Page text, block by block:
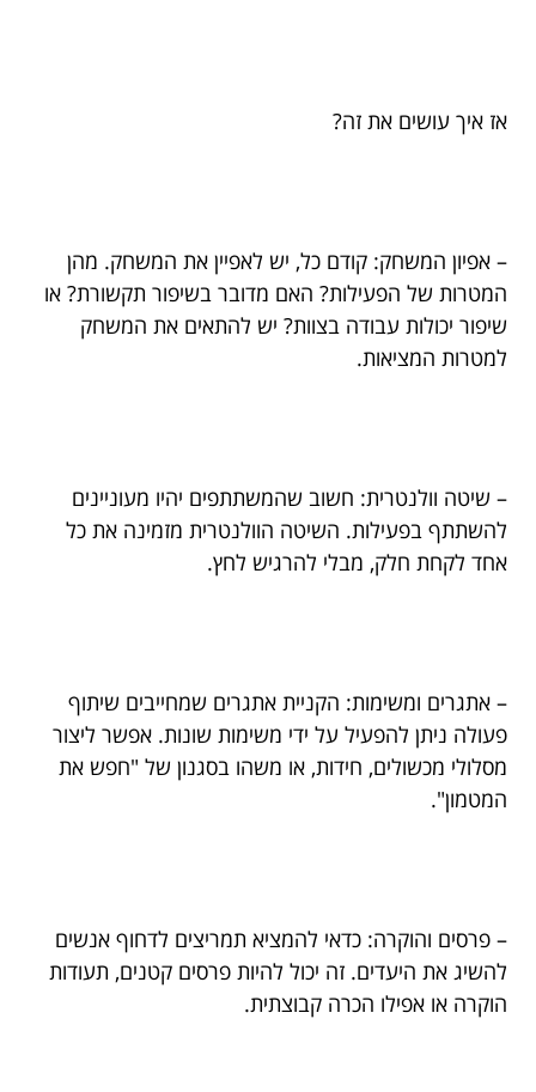
אז איך עושים את זה?
– אפיון המשחק: קודם כל, יש לאפיין את המשחק. מהן
המטרות של הפעילות? האם מדובר בשיפור תקשורת? או
שיפור יכולות עבודה בצוות? יש להתאים את המשחק
למטרות המציאות.
– שיטה וולנטרית: חשוב שהמשתתפים יהיו מעוניינים
להשתתף בפעילות. השיטה הוולנטרית מזמינה את כל
אחד לקחת חלק, מבלי להרגיש לחץ.
– אתגרים ומשימות: הקניית אתגרים שמחייבים שיתוף
פעולה ניתן להפעיל על ידי משימות שונות. אפשר ליצור
מסלולי מכשולים, חידות, או משהו בסגנון של "חפש את
המטמון".
– פרסים והוקרה: כדאי להמציא תמריצים לדחוף אנשים
להשיג את היעדים. זה יכול להיות פרסים קטנים, תעודות
הוקרה או אפילו הכרה קבוצתית.